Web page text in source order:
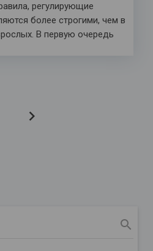
регулирующие
более строгими, чем в
В первую очередь